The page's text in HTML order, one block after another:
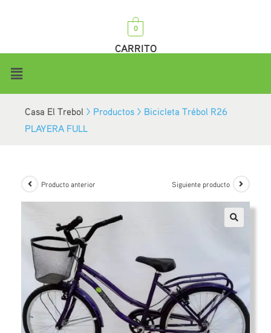
0
CARRITO
Casa El Trebol > Productos > Bicicleta Trébol R26
PLAYERA FULL
Producto anterior Siguiente producto